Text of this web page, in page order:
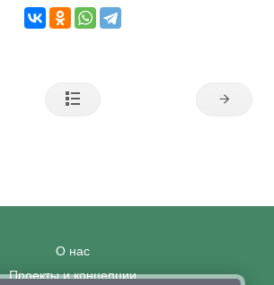
О нас
Проекты и концепции